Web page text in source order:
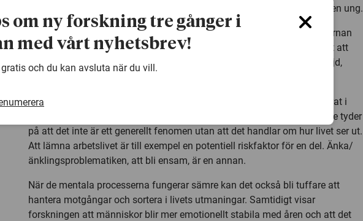
sätter man sig gärna i en bekväm fåtölj och slutar göra det som håller en ung.
Förutom att hjärnans funktioner sakta försämras blir signalerna till hjärnan
från våra sinnen sämre. Syn, hörsel, lukt och smak påverkas. Det är lätt att
tänka att med all denna nedgång skulle depression vara en naturlig följd,
– Det finns en ångestproblematik hos äldre, men tittar vi på hela spektrat i
populationen har vi också folk som mår ytterst bra högt upp i åldern. De tyder
på att det inte är ett generellt fenomen utan att det handlar om hur livet ser ut.
Att lämna arbetslivet är till exempel en potentiell riskfaktor för en del. Änka/
änklingsproblematiken, att bli ensam, är en annan.
När de mentala processerna fungerar sämre kan det också bli tuffare att
hantera motgångar och sortera i livets utmaningar. Samtidigt visar
forskningen att människor blir mer emotionellt stabila med åren och att det
om ny forskning tre gånger i
med vårt nyhetsbrev!
gratis och du kan avsluta när du vill.